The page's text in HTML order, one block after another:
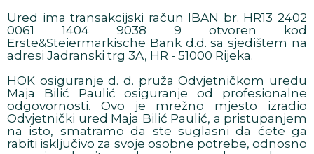
Ured ima transakcijski račun IBAN br. HR13 2402
0061 1404 9038 9 otvoren kod
Erste&Steiermärkische Bank d.d. sa sjedištem na
adresi Jadranski trg 3A, HR - 51000 Rijeka.
HOK osiguranje d. d. pruža Odvjetničkom uredu
Maja Bilić Paulić osiguranje od profesionalne
odgovornosti. Ovo je mrežno mjesto izradio
Odvjetnički ured Maja Bilić Paulić, a pristupanjem
na isto, smatramo da ste suglasni da ćete ga
rabiti isključivo za svoje osobne potrebe, odnosno